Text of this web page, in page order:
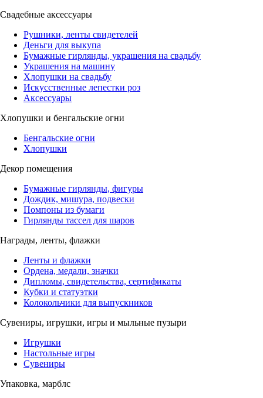
Свадебные аксессуары
Рушники, ленты свидетелей
Деньги для выкупа
Бумажные гирлянды, украшения на свадьбу
Украшения на машину
Хлопушки на свадьбу
Искусственные лепестки роз
Аксессуары
Хлопушки и бенгальские огни
Бенгальские огни
Хлопушки
Декор помещения
Бумажные гирлянды, фигуры
Дождик, мишура, подвески
Помпоны из бумаги
Гирлянды тассел для шаров
Награды, ленты, флажки
Ленты и флажки
Ордена, медали, значки
Дипломы, свидетельства, сертификаты
Кубки и статуэтки
Колокольчики для выпускников
Сувениры, игрушки, игры и мыльные пузыри
Игрушки
Настольные игры
Сувениры
Упаковка, марблс